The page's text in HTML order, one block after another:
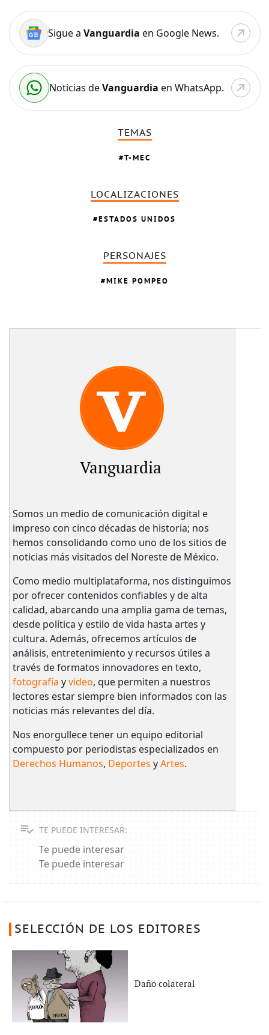
Sigue a Vanguardia en Google News.
Noticias deVanguardia en WhatsApp.
TEMAS
T-MEC
LOCALIZACIONES
ESTADOS UNIDOS
PERSONAJES
MIKE POMPEO
Vanguardia
Somos un medio de comunicación digital e
impreso con cinco décadas de historia; nos
hemos consolidando como uno de los sitios de
noticias más visitados del Noreste de México.
Como medio multiplataforma, nos distinguimos
por ofrecer contenidos confiables y de alta
calidad, abarcando una amplia gama de temas,
desde política y estilo de vida hasta artes y
cultura. Además, ofrecemos artículos de
análisis, entretenimiento y recursos útiles a
través de formatos innovadores en texto,
fotografía yvideo, que permiten a nuestros
lectores estar siempre bien informados con las
noticias más relevantes del día.
Nos enorgullece tener un equipo editorial
compuesto por periodistas especializados en
Derechos Humanos, Deportes yArtes.
TE PUEDE INTERESAR:
Te puede interesar
Te puede interesar
SELECCIÓN DE LOS EDITORES
Daño colateral